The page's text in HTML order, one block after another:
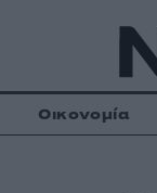
Οικονομία